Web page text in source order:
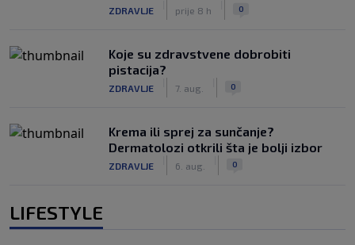
ZDRAVLJE prije 8 h 0
Koje su zdravstvene dobrobiti
pistacija?
ZDRAVLJE 7. aug. 0
Krema ili sprej za sunčanje?
Dermatolozi otkrili šta je bolji izbor
ZDRAVLJE 6. aug. 0
LIFESTYLE